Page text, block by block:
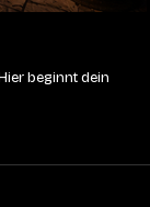
beginnt dein